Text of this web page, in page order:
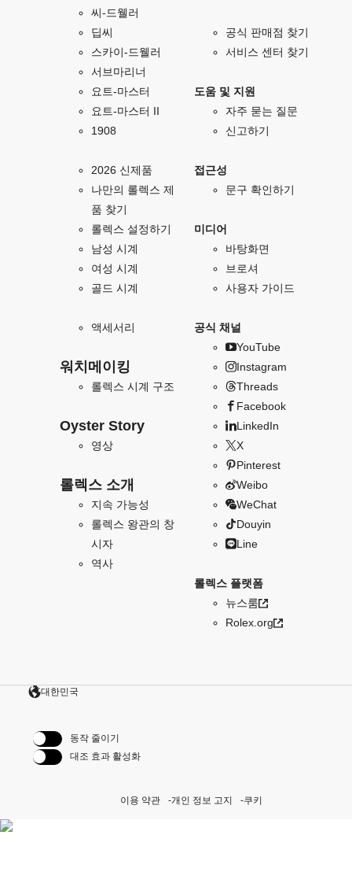
씨-드웰러
딥씨
스카이-드웰러
서브마리너
요트-마스터
요트-마스터 II
1908
2026 신제품
나만의 롤렉스 제
품 찾기
롤렉스 설정하기
남성 시계
여성 시계
골드 시계
액세서리
워치메이킹
롤렉스 시계 구조
Oyster Story
영상
롤렉스 소개
지속 가능성
롤렉스 왕관의 창
시자
역사
공식 판매점 찾기
서비스 센터 찾기
도움 및 지원
자주 묻는 질문
신고하기
접근성
문구 확인하기
미디어
바탕화면
브로셔
사용자 가이드
공식 채널
YouTube
Instagram
Threads
Facebook
LinkedIn
X
Pinterest
Weibo
WeChat
Douyin
Line
롤렉스 플랫폼
뉴스룸
Rolex.org
대한민국
동작 줄이기
대조 효과 활성화
이용 약관 개인 정보 고지 쿠키